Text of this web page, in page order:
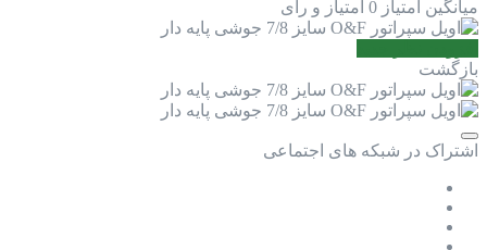
میانگین امتیاز 0 امتیاز و رای
بازگشت
اشتراک در شبکه های اجتماعی